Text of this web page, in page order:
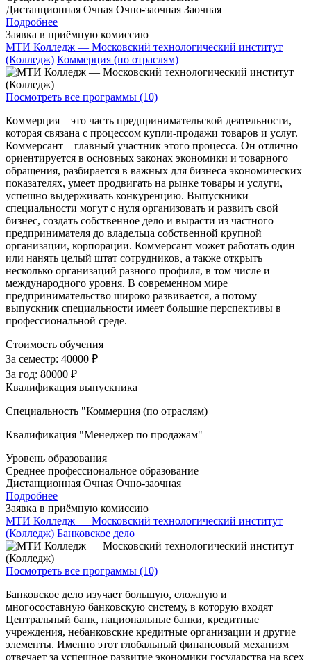
Дистанционная Очная Очно-заочная Заочная
Подробнее
Заявка в приёмную комиссию
МТИ Колледж — Московский технологический институт
(Колледж) Коммерция (по отраслям)
Посмотреть все программы (10)
Коммерция – это часть предпринимательской деятельности,
которая связана с процессом купли-продажи товаров и услуг.
Коммерсант – главный участник этого процесса. Он отлично
ориентируется в основных законах экономики и товарного
обращения, разбирается в важных для бизнеса экономических
показателях, умеет продвигать на рынке товары и услуги,
успешно выдерживать конкуренцию. Выпускники
специальности могут с нуля организовать и развить свой
бизнес, создать собственное дело и вырасти из частного
предпринимателя до владельца собственной крупной
организации, корпорации. Коммерсант может работать один
или нанять целый штат сотрудников, а также открыть
несколько организаций разного профиля, в том числе и
международного уровня. В современном мире
предпринимательство широко развивается, а потому
выпускник специальности имеет большие перспективы в
профессиональной среде.
Стоимость обучения
За семестр: 40000 ₽
За год: 80000 ₽
Квалификация выпускника
Специальность "Коммерция (по отраслям)
Квалификация "Менеджер по продажам"
Уровень образования
Среднее профессиональное образование
Дистанционная Очная Очно-заочная
Подробнее
Заявка в приёмную комиссию
МТИ Колледж — Московский технологический институт
(Колледж) Банковское дело
Посмотреть все программы (10)
Банковское дело изучает большую, сложную и
многосоставную банковскую систему, в которую входят
Центральный банк, национальные банки, кредитные
учреждения, небанковские кредитные организации и другие
элементы. Именно этот глобальный финансовый механизм
отвечает за успешное развитие экономики государства на всех